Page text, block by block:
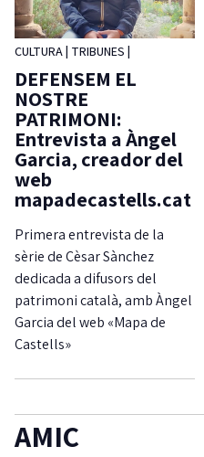
CULTURA TRIBUNES
DEFENSEM EL
NOSTRE
PATRIMONI:
Entrevista a Àngel
Garcia, creador del
web
mapadecastells.cat
Primera entrevista de la
sèrie de Cèsar Sànchez
dedicada a difusors del
patrimoni català, amb Àngel
Garcia del web «Mapa de
Castells»
AMIC